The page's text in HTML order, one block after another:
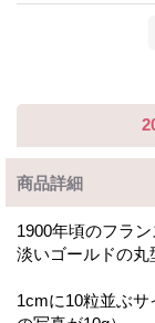
商品詳細
1900年頃のフラン
淡いゴールドの丸
1cmに10粒並ぶ